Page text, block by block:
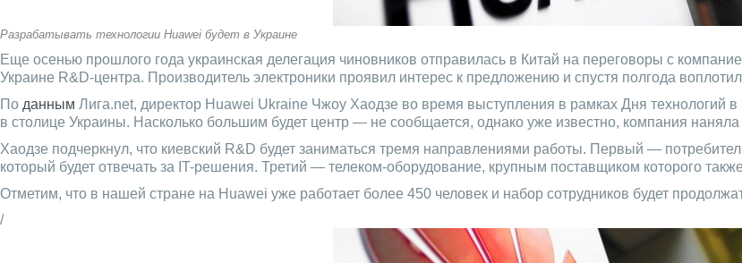
Разрабатывать технологии Huawei будет в Украине
Еще осенью прошлого года украинская делегация чиновников отправилась в Китай на переговоры с
Украине R&D-центра. Производитель электроники проявил интерес к предложению и спустя полгода
По данным Лига.net, директор Huawei Ukraine Чжоу Хаодзе во время выступления в рамках Дня технологий
в столице Украины. Насколько большим будет центр — не сообщается, однако уже известно, компания наняла
Хаодзе подчеркнул, что киевский R&D будет заниматься тремя направлениями работы. Первый —
который будет отвечать за IT-решения. Третий — телеком-оборудование, крупным поставщиком которого
Отметим, что в нашей стране на Huawei уже работает более 450 человек и набор сотрудников будет
/